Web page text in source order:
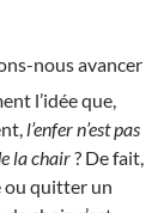
nous avancer
l’idée que,
l’enfer n’est pas
la chair? De fait,
ou quitter un